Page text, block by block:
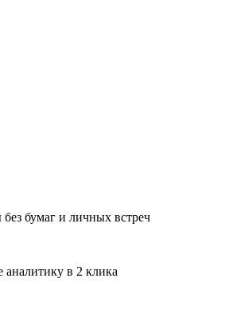
бумаг и личных встреч
аналитику в 2 клика